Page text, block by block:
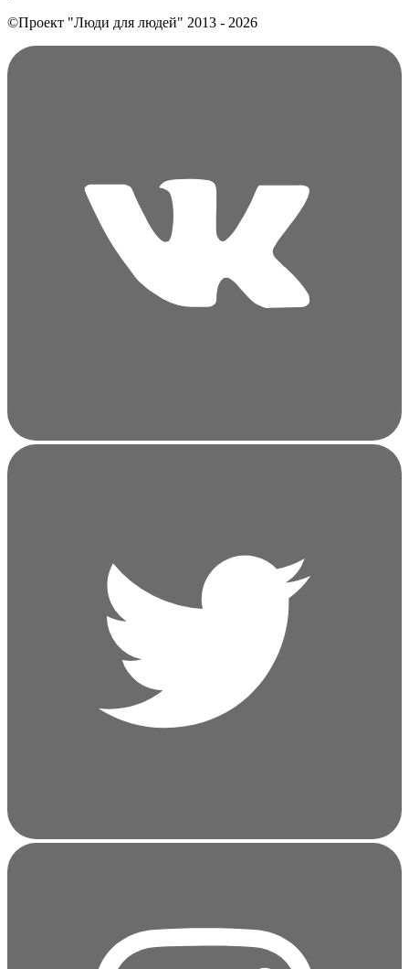
©Проект "Люди для людей" 2013 - 2026